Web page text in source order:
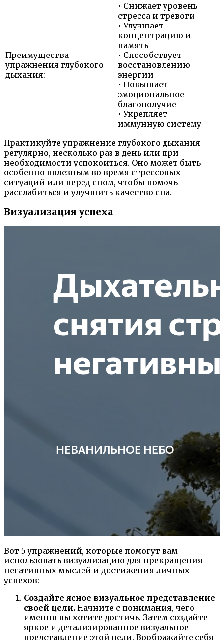
Преимущества
упражнения глубокого
дыхания:
• Снижает уровень
стресса и тревоги
• Улучшает
концентрацию и
память
• Способствует
восстановлению
энергии
• Повышает
эмоциональное
благополучие
• Укрепляет
иммунную систему
Практикуйте упражнение глубокого дыхания
регулярно, несколько раз в день или при
необходимости успокоиться. Оно может быть
особенно полезным во время стрессовых
ситуаций или перед сном, чтобы помочь
расслабиться и улучшить качество сна.
Визуализация успеха
Вот 5 упражнений, которые помогут вам
использовать визуализацию для прекращения
негативных мыслей и достижения личных
успехов:
Создайте ясное визуальное представление
своей цели. Начните с понимания, чего
именно вы хотите достичь. Затем создайте
яркое и детализированное визуальное
представление этой цели. Воображайте себя